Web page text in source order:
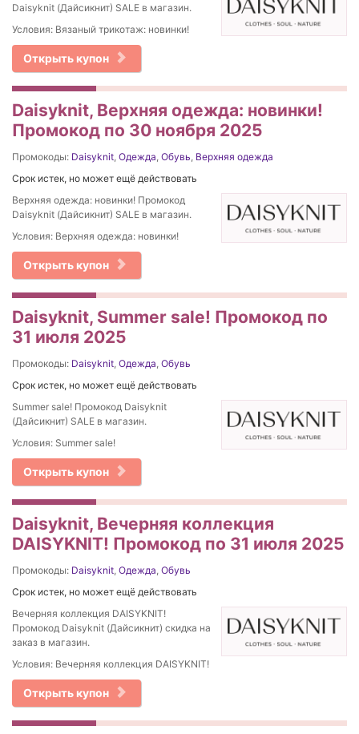
Daisyknit (Дайсикнит) SALE в магазин.
Условия: Вязаный трикотаж: новинки!
Открыть купон
Daisyknit, Верхняя одежда: новинки!
Промокод по 30 ноября 2025
Промокоды: Daisyknit, Одежда, Обувь, Верхняя одежда
Срок истек, но может ещё действовать
Верхняя одежда: новинки! Промокод
Daisyknit (Дайсикнит) SALE в магазин.
Условия: Верхняя одежда: новинки!
Открыть купон
Daisyknit, Summer sale! Промокод по
31 июля 2025
Промокоды: Daisyknit, Одежда, Обувь
Срок истек, но может ещё действовать
Summer sale! Промокод Daisyknit
(Дайсикнит) SALE в магазин.
Условия: Summer sale!
Открыть купон
Daisyknit, Вечерняя коллекция
DAISYKNIT! Промокод по 31 июля 2025
Промокоды: Daisyknit, Одежда, Обувь
Срок истек, но может ещё действовать
Вечерняя коллекция DAISYKNIT!
Промокод Daisyknit (Дайсикнит) скидка на
заказ в магазин.
Условия: Вечерняя коллекция DAISYKNIT!
Открыть купон